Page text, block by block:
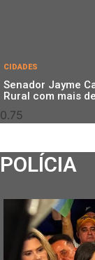
CIDADES
Senador Jayme
Rural com mais
POLÍCIA